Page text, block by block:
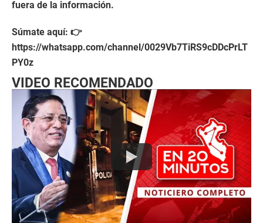
fuera de la información.
Súmate aquí: 👉
https://whatsapp.com/channel/0029Vb7TiRS9cDDcPrLT
PY0z
VIDEO RECOMENDADO